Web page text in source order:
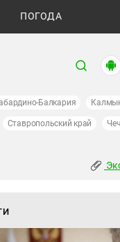
ПОГОДА
Балкария
Ставропольский край